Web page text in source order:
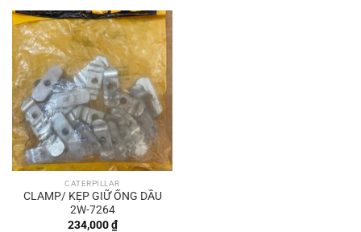
CATERPILLAR
CLAMP/ KẸP GIỮ ỐNG DẦU
2W-7264
234,000₫